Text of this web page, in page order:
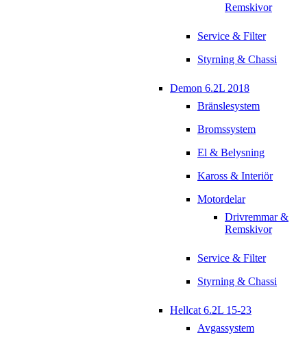
Remskivor
Service & Filter
Styrning & Chassi
Demon 6.2L 2018
Bränslesystem
Bromssystem
El & Belysning
Kaross & Interiör
Motordelar
Drivremmar &
Remskivor
Service & Filter
Styrning & Chassi
Hellcat 6.2L 15-23
Avgassystem